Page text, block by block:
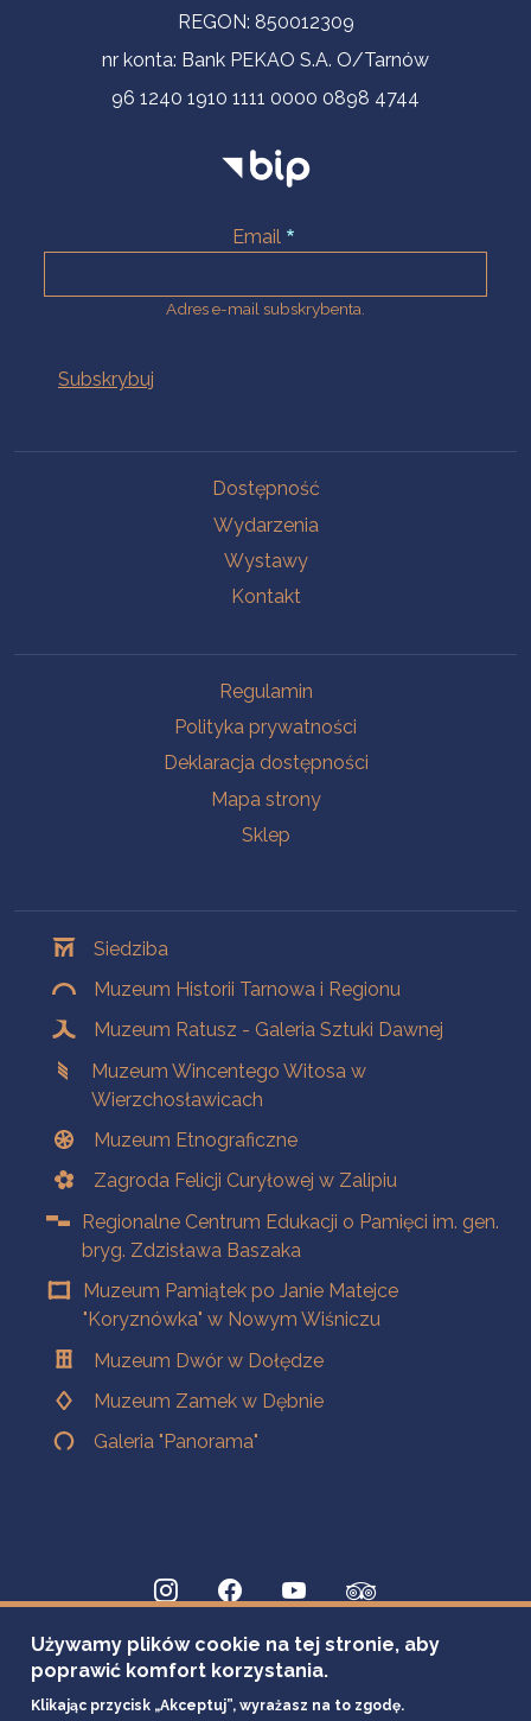
REGON: 850012309
nr konta: Bank PEKAO S.A. O/Tarnów
96 1240 1910 1111 0000 0898 4744
Email
Adres e-mail subskrybenta.
Dostępność
Wydarzenia
Wystawy
Kontakt
Regulamin
Polityka prywatności
Deklaracja dostępności
Mapa strony
Sklep
Siedziba
Muzeum Historii Tarnowa i Regionu
Muzeum Ratusz - Galeria Sztuki Dawnej
Muzeum Wincentego Witosa w
Wierzchosławicach
Muzeum Etnograficzne
Zagroda Felicji Curyłowej w Zalipiu
Regionalne Centrum Edukacji o Pamięci im. gen.
bryg. Zdzisława Baszaka
Muzeum Pamiątek po Janie Matejce
"Koryznówka" w Nowym Wiśniczu
Muzeum Dwór w Dołędze
Muzeum Zamek w Dębnie
Galeria "Panorama"
Używamy plików cookie na tej stronie, aby
poprawić komfort korzystania.
Klikając przycisk „Akceptuj”, wyrażasz na to zgodę.